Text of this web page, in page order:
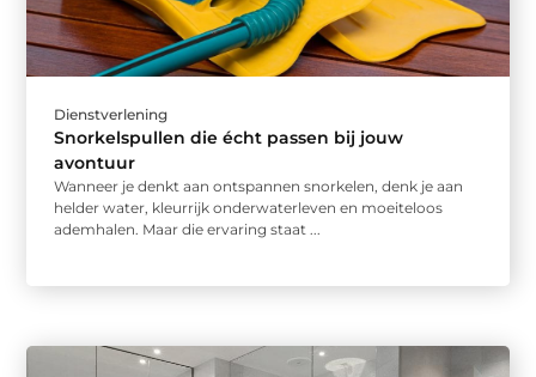
Dienstverlening
Snorkelspullen die écht passen bij jouw
avontuur
Wanneer je denkt aan ontspannen snorkelen, denk je aan
helder water, kleurrijk onderwaterleven en moeiteloos
ademhalen. Maar die ervaring staat ...